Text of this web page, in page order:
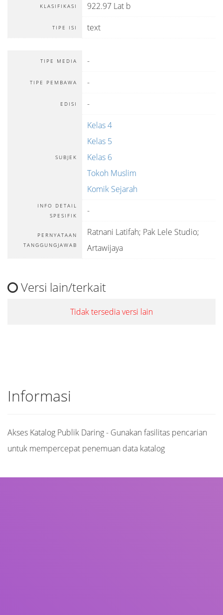
KLASIFIKASI 922.97 Lat b
TIPE ISI text
TIPE MEDIA -
TIPE PEMBAWA -
EDISI -
SUBJEK
Kelas 4
Kelas 5
Kelas 6
Tokoh Muslim
Komik Sejarah
INFO DETAIL
SPESIFIK
-
PERNYATAAN
TANGGUNGJAWAB
Ratnani Latifah; Pak Lele Studio;
Artawijaya
Versi lain/terkait
Tidak tersedia versi lain
Informasi
Akses Katalog Publik Daring - Gunakan fasilitas pencarian
untuk mempercepat penemuan data katalog